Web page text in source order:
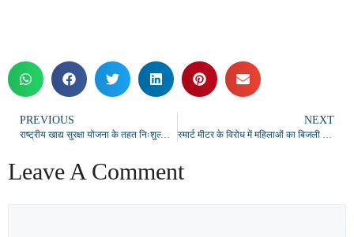
PREVIOUS
राष्ट्रीय खाद्य सुरक्षा योजना के तहत निःशुल्क खाद्यान्न वितरण की तिथि बढ़ी
NEXT
स्मार्ट मीटर के विरोध में महिलाओं का बिजली विभाग कार्यालय घेराव, पुराने मीटर लगाने की मांग
Leave A Comment